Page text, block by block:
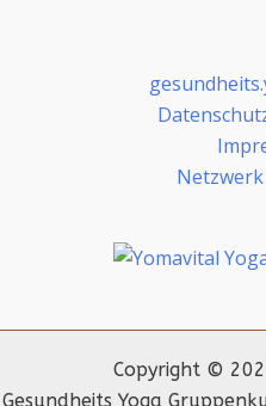
Copyright ©
Gesundheits Yoga